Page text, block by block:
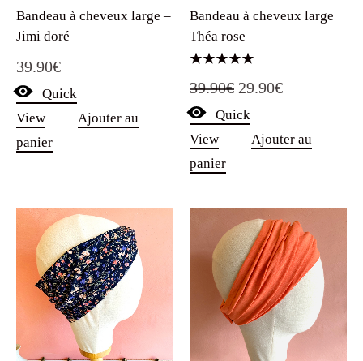
Bandeau à cheveux large –
Jimi doré
39.90€
Quick
View
Ajouter au
panier
Bandeau à cheveux large
Théa rose
5.00
sur 5
39.90€ Le
prix
initial
29.90€Le
actuel
Quick
View
Ajouter au
panier